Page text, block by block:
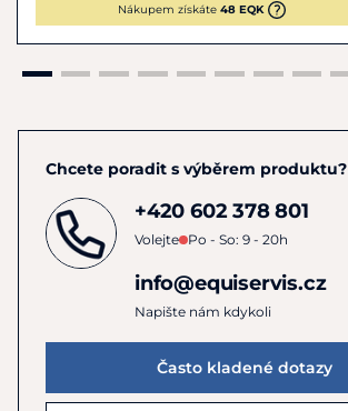
Nákupem získáte 48 EQK
Chcete poradit s výběrem produktu?
+420 602 378 801
Volejte Po - So: 9 - 20h
info@equiservis.cz
Napište nám kdykoli
Často kladené dotazy